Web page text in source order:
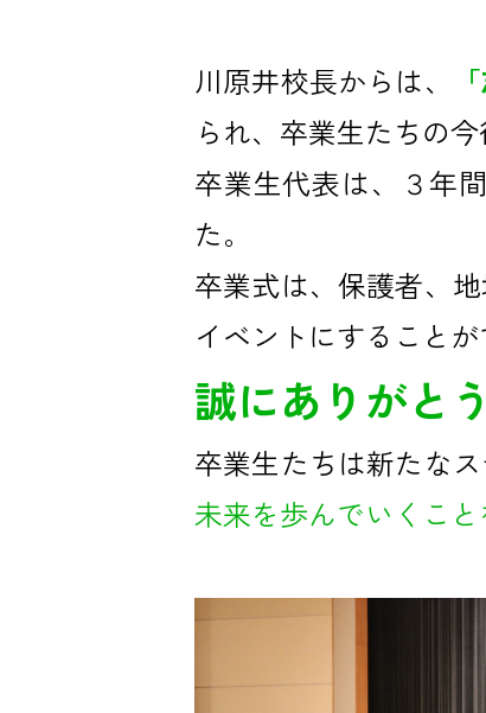
川原井校長からは、
られ、卒業生たちの
卒業生代表は、３年
た。
卒業式は、保護者、
イベントにすることが
誠にありがと
卒業生たちは新たな
未来を歩んでいくこと